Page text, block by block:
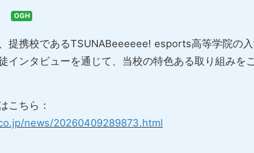
OGH
提携校であるTSUNABeeeeee! esports高等学院の入
インタビューを通じて、当校の特色ある取り組みを
こちら：
news/20260409289873.html